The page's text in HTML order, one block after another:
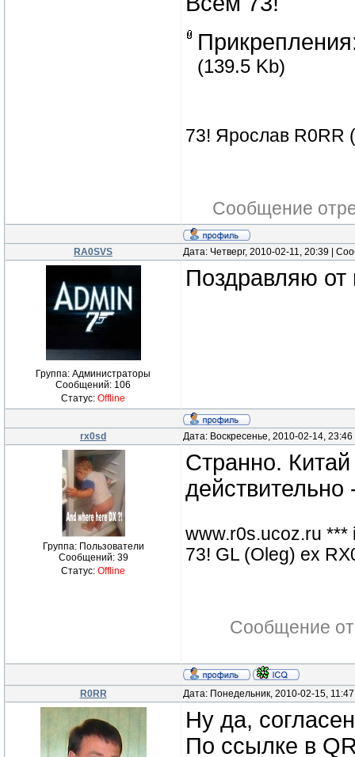
(139.5 Kb)
73! Ярослав R0RR
Сообщение
RA0SVS Дата: Четверг, 2010-02-11, 20:39 |
Группа: Администраторы
Сообщений: 106
Статус: Offline
Поздравляю
rx0sd Дата: Воскресенье, 2010-02-14,
Группа: Пользователи
Сообщений: 39
Статус: Offline
Странно.
www.r0s.ucoz.ru ***
73! GL (Oleg) ex
Сообщение
R0RR Дата: Понедельник, 2010-02-15,
Ну да,
По ссылке в